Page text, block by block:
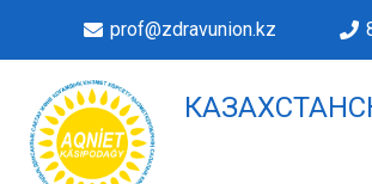
prof@zdravunion.kz